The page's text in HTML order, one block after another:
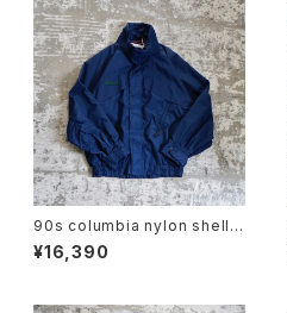
90s columbia nylon shell j
acket
¥16,390